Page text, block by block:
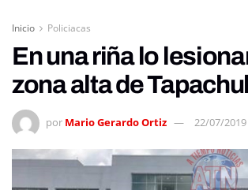
Inicio Policiacas
En una riña lo
zona alta de
por Mario Gerardo Ortiz 22/07/2019